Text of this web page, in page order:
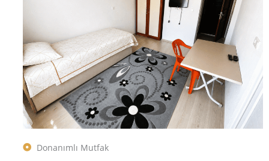
Donanımlı Mutfak